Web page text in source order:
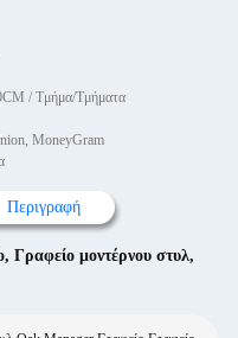
/ Τμήμα/Τμήματα
MoneyGram
Περιγραφή
, Γραφείο μοντέρνου στυλ,